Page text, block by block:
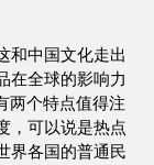
和中国文化走出
在全球的影响力
两个特点值得注
，可以说是热点
界各国的普通民